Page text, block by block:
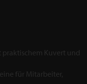
für Mitarbeiter,